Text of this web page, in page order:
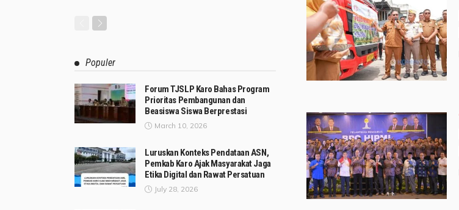
Populer
Forum TJSLP Karo Bahas Program
Prioritas Pembangunan dan
Beasiswa Siswa Berprestasi
March 10, 2026
Luruskan Konteks Pendataan ASN,
Pemkab Karo Ajak Masyarakat Jaga
Etika Digital dan Rawat Persatuan
July 28, 2026